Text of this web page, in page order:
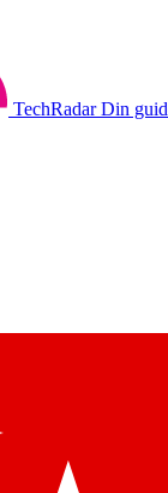
TechRadar Din